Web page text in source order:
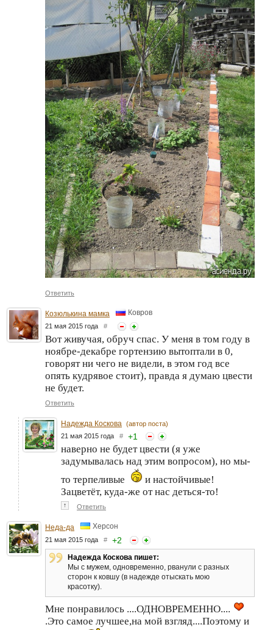
Ответить
Козюлькина мамка Ковров
21 мая 2015 года #
Вот живучая, обруч спас. У меня в том году в
ноябре-декабре гортензию вытоптали в 0,
говорят ни чего не видели, в этом год все
опять кудрявое стоит), правда я думаю цвести
не будет.
Ответить
Надежда Коскова (автор поста)
21 мая 2015 года # +1
наверно не будет цвести (я уже
задумывалась над этим вопросом), но мы-
то терпеливые
и настойчивые!
Зацветёт, куда-же от нас деться-то!
↑ Ответить
Неда-да Херсон
21 мая 2015 года # +2
Надежда Коскова пишет:
Мы с мужем, одновременно, рванули с разных
сторон к ковшу (в надежде отыскать мою
красотку).
Мне понравилось ....ОДНОВРЕМЕННО....
.Это самое лучшее,на мой взгляд....Поэтому и